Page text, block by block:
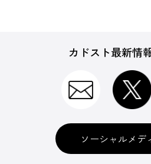
カドスト最新情
ソーシャルメデ